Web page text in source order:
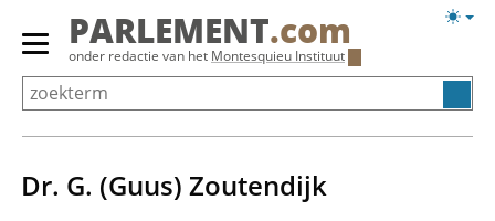
Overslaan
Primair
menu
tonen/verbergen
PARLEMENT.com
onder redactie van het Montesquieu Instituut
Dr. G. (Guus) Zoutendijk